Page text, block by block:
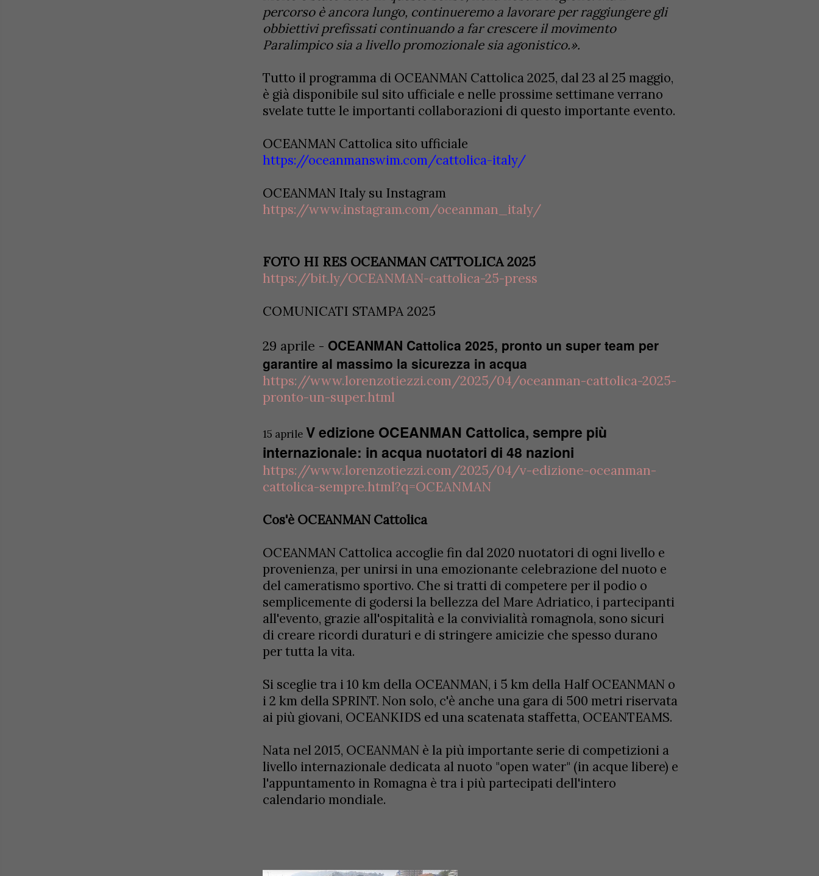
percorso è ancora lungo, continueremo a lavorare per raggiungere gli
obbiettivi prefissati continuando a far crescere il movimento
Paralimpico sia a livello promozionale sia agonistico.».
Tutto il programma di OCEANMAN Cattolica 2025, dal 23 al 25 maggio,
è già disponibile sul sito ufficiale e nelle prossime settimane verrano
svelate tutte le importanti collaborazioni di questo importante evento.
OCEANMAN Cattolica sito ufficiale
https://oceanmanswim.com/cattolica-italy/
OCEANMAN Italy su Instagram
https://www.instagram.com/oceanman_italy/
FOTO HI RES OCEANMAN CATTOLICA 2025
https://bit.ly/OCEANMAN-cattolica-25-press
COMUNICATI STAMPA 2025
29 aprile - OCEANMAN Cattolica 2025, pronto un super team per
garantire al massimo la sicurezza in acqua
https://www.lorenzotiezzi.com/2025/04/oceanman-cattolica-2025-
pronto-un-super.html
15 aprile V edizione OCEANMAN Cattolica, sempre più
internazionale: in acqua nuotatori di 48 nazioni
https://www.lorenzotiezzi.com/2025/04/v-edizione-oceanman-
cattolica-sempre.html?q=OCEANMAN
Cos'è OCEANMAN Cattolica
OCEANMAN Cattolica accoglie fin dal 2020 nuotatori di ogni livello e
provenienza, per unirsi in una emozionante celebrazione del nuoto e
del cameratismo sportivo. Che si tratti di competere per il podio o
semplicemente di godersi la bellezza del Mare Adriatico, i partecipanti
all'evento, grazie all'ospitalità e la convivialità romagnola, sono sicuri
di creare ricordi duraturi e di stringere amicizie che spesso durano
per tutta la vita.
Si sceglie tra i 10 km della OCEANMAN, i 5 km della Half OCEANMAN o
i 2 km della SPRINT. Non solo, c'è anche una gara di 500 metri riservata
ai più giovani, OCEANKIDS ed una scatenata staffetta, OCEANTEAMS.
Nata nel 2015, OCEANMAN è la più importante serie di competizioni a
livello internazionale dedicata al nuoto "open water" (in acque libere) e
l'appuntamento in Romagna è tra i più partecipati dell'intero
calendario mondiale.